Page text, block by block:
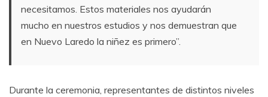
necesitamos. Estos materiales nos ayudarán
mucho en nuestros estudios y nos demuestran que
en Nuevo Laredo la niñez es primero”.
Durante la ceremonia, representantes de distintos niveles